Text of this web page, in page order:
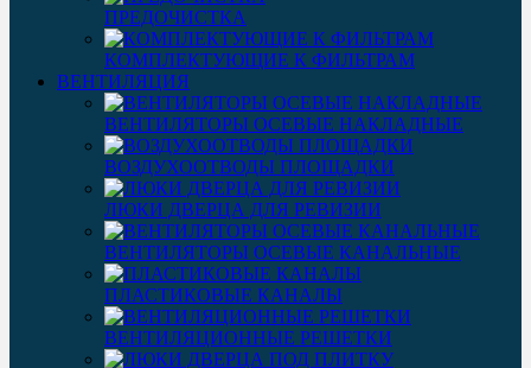
ПРЕДОЧИСТКА
КОМПЛЕКТУЮЩИЕ К ФИЛЬТРАМ
ВЕНТИЛЯЦИЯ
ВЕНТИЛЯТОРЫ ОСЕВЫЕ НАКЛАДНЫЕ
ВОЗДУХООТВОДЫ ПЛОЩАДКИ
ЛЮКИ ДВЕРЦА ДЛЯ РЕВИЗИИ
ВЕНТИЛЯТОРЫ ОСЕВЫЕ КАНАЛЬНЫЕ
ПЛАСТИКОВЫЕ КАНАЛЫ
ВЕНТИЛЯЦИОННЫЕ РЕШЕТКИ